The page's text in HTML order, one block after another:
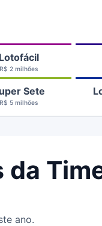
Lotofácil
R$ 2 milhões
Sete
R$ 5 milhões
da
ano.